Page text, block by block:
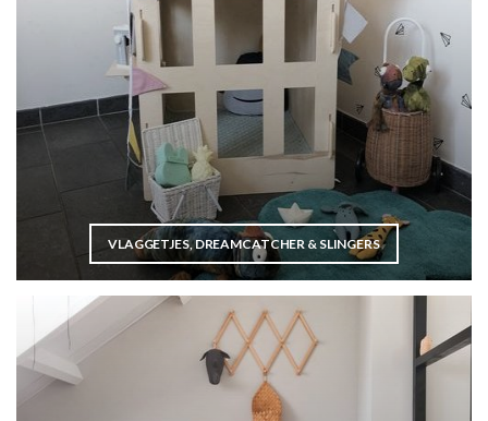
VLAGGETJES, DREAMCATCHER & SLINGERS